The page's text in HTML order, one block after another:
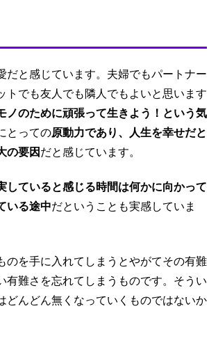
だと感じています。夫婦でもパートナー
トでも友人でも隣人でもよいと思います
ノのために頑張って生きよう！という気
とっての原動力であり、人生を幸せだと
の要因 だと感じています。
していると感じる時間は何かに向かって
いる途中だということも実感していま
のを手に入れてしまうとやがてその有難
有難さを忘れてしまうものです。そうい
どんどん無くなっていくものではないか